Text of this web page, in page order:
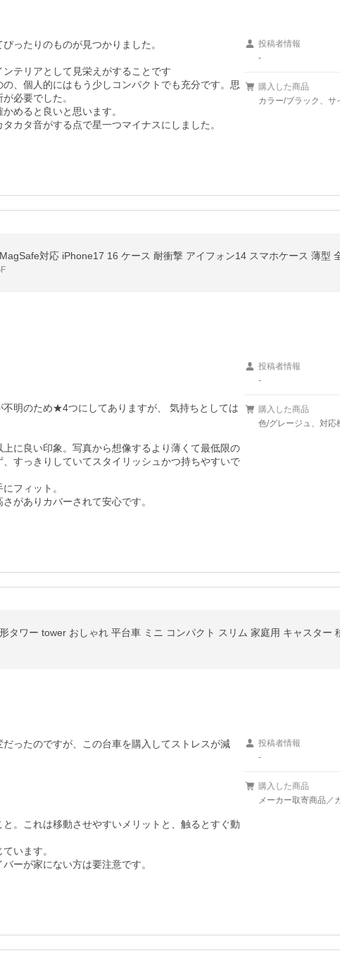
ったりのものが見つかりました。
テリアとして見栄えがすることです
、個人的にはもう少しコンパクトでも充分です。思
必要でした。
めると良いと思います。
カタ音がする点で星一つマイナスにしました。
投稿者情報
-
購入した商品
カラー/ブラック、サ
明のため★4つにしてありますが、 気持ちとしては
に良い印象。写真から想像するより薄くて最低限の
すっきりしていてスタイリッシュかつ持ちやすいで
フィット。
がありカバーされて安心です。
投稿者情報
-
購入した商品
色/グレージュ、対
タワー tower おしゃれ 平台車 ミニ コンパクト スリム 家庭用 キャスター
ったのですが、この台車を購入してストレスが減
。これは移動させやすいメリットと、触るとすぐ動
います。
ーが家にない方は要注意です。
投稿者情報
-
購入した商品
メーカー取寄商品／